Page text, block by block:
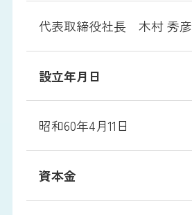
代表取締役社長 木村 秀彦
設立年月日
昭和60年4月11日
資本金